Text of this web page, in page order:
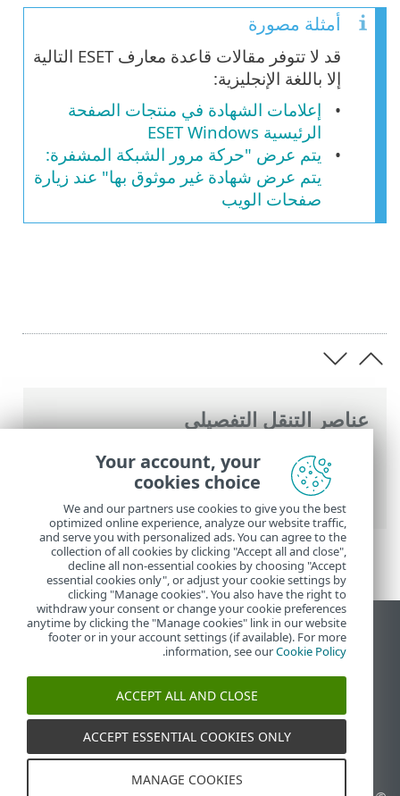
عناصر التنقل التفصيلي
تعليمات ESET عبر الإنترنت >
ESET Smart
Security Premium
>الإعداد المتقدم
الحماية> SSL/TLS
أمثلة مصورة
قد لا تتوفر مقالات قاعدة معارف ESET التالية
إلا باللغة الإنجليزية:
إعلامات الشهادة في منتجات الصفحة
الرئيسية ESET Windows
يتم عرض "حركة مرور الشبكة المشفرة:
يتم عرض شهادة غير موثوق بها" عند زيارة
صفحات الويب
عرض موقع سطح المكتب
End of Life
قاعدة معارف ESET
ESET Status Portal
الدعم الإقليمي
Your account, your
cookies choice
We and our partners use cookies to give you the best
optimized online experience, analyze our website traffic,
and serve you with personalized ads. You can agree to the
collection of all cookies by clicking "Accept all and close",
decline all non-essential cookies by choosing "Accept
essential cookies only", or adjust your cookie settings by
clicking "Manage cookies". You also have the right to
withdraw your consent or change your cookie preferences
anytime by clicking the "Manage cookies" link in our website
footer or in your account settings (if available). For more
information, see ourCookie Policy
.
ACCEPT ALL AND CLOSE
ACCEPT ESSENTIAL COOKIES ONLY
MANAGE COOKIES